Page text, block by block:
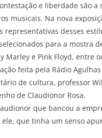
e liberdade são
musicais. Na nova
representativas desses
para a mostra
Marley e Pink Floyd, entre
feita pela Rádio
de cultura, professor
de Claudionor Rosa.
que bancou a
que tinha um senso